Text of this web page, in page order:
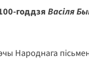
годдзя Васіля
Народнага